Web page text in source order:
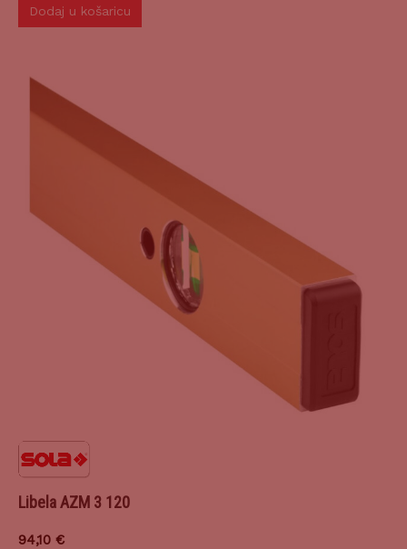
Dodaj u košaricu
Libela AZM 3 120
94,10 €